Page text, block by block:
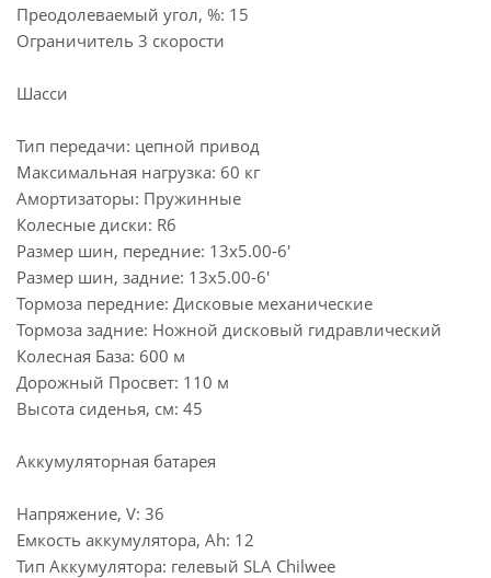
Преодолеваемый угол, %: 15
Ограничитель 3 скорости
Шасси
Тип передачи: цепной привод
Максимальная нагрузка: 60 кг
Амортизаторы: Пружинные
Колесные диски: R6
Размер шин, передние: 13х5.00-6'
Размер шин, задние: 13х5.00-6'
Тормоза передние: Дисковые механические
Тормоза задние: Ножной дисковый гидравлический
Колесная База: 600 м
Дорожный Просвет: 110 м
Высота сиденья, см: 45
Аккумуляторная батарея
Напряжение, V: 36
Емкость аккумулятора, Ah: 12
Тип Аккумулятора: гелевый SLA Chilwee